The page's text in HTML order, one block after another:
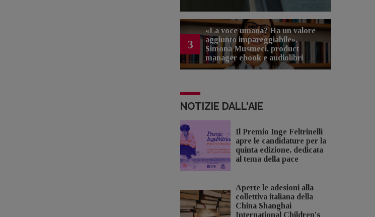
3
«La voce umana? Ha un valore
aggiunto impareggiabile».
Simona Musmeci, product
manager ebook e audiolibri
NOTIZIE DALL'AIE
Il Premio Inge Feltrinelli
apre le candidature per la
quinta edizione, dedicata
al tema della pace
Aperte le adesioni alla
collettiva italiana della
China Shanghai
International Children's